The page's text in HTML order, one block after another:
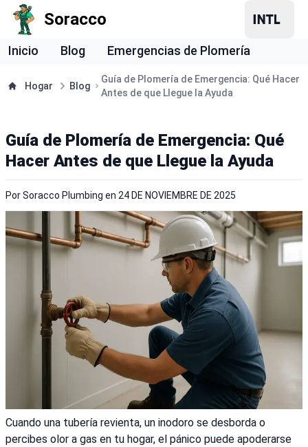
Soracco
Inicio Blog Emergencias de Plomería
Hogar Blog
Guía de Plomería de Emergencia: Qué Hacer
Antes de que Llegue la Ayuda
Guía de Plomería de Emergencia: Qué
Hacer Antes de que Llegue la Ayuda
PorSoracco Plumbing en 24 DE NOVIEMBRE DE 2025
Cuando una tubería revienta, un inodoro se desborda o
percibes olor a gas en tu hogar, el pánico puede apoderarse